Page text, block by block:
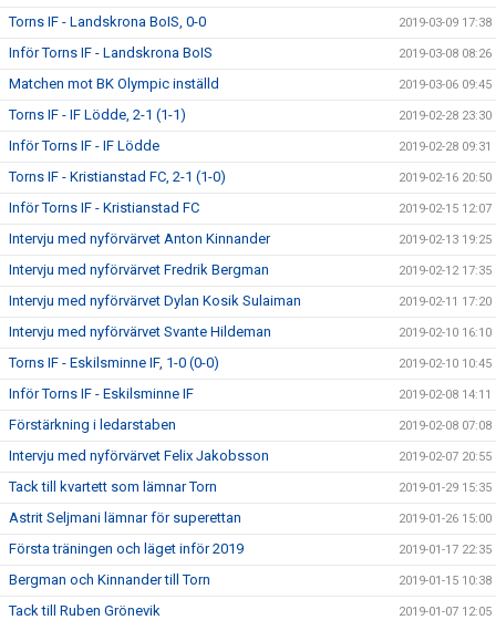
Torns IF - Landskrona BoIS, 0-0 2019-03-09 17:38
Inför Torns IF - Landskrona BoIS 2019-03-08 08:26
Matchen mot BK Olympic inställd 2019-03-06 09:45
Torns IF - IF Lödde, 2-1 (1-1) 2019-02-28 23:30
Inför Torns IF - IF Lödde 2019-02-28 09:31
Torns IF - Kristianstad FC, 2-1 (1-0) 2019-02-16 20:50
Inför Torns IF - Kristianstad FC 2019-02-15 12:07
Intervju med nyförvärvet Anton Kinnander 2019-02-13 19:25
Intervju med nyförvärvet Fredrik Bergman 2019-02-12 17:35
Intervju med nyförvärvet Dylan Kosik Sulaiman 2019-02-11 17:20
Intervju med nyförvärvet Svante Hildeman 2019-02-10 16:10
Torns IF - Eskilsminne IF, 1-0 (0-0) 2019-02-10 10:45
Inför Torns IF - Eskilsminne IF 2019-02-08 14:11
Förstärkning i ledarstaben 2019-02-08 07:08
Intervju med nyförvärvet Felix Jakobsson 2019-02-07 20:55
Tack till kvartett som lämnar Torn 2019-01-29 15:35
Astrit Seljmani lämnar för superettan 2019-01-26 15:00
Första träningen och läget inför 2019 2019-01-17 22:35
Bergman och Kinnander till Torn 2019-01-15 10:38
Tack till Ruben Grönevik 2019-01-07 12:05